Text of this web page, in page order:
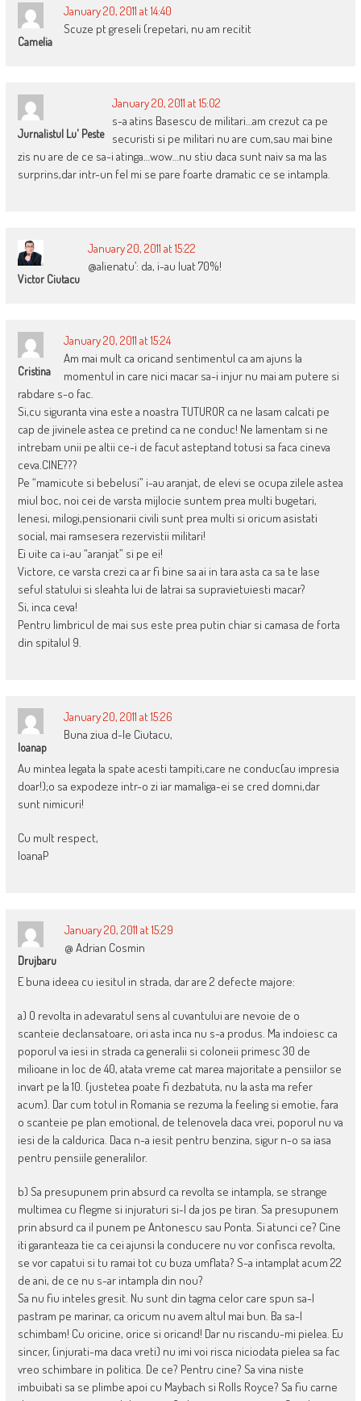
Camelia
January 20, 2011 at 14:40
Scuze pt greseli (repetari, nu am recitit
Jurnalistul Lu' Peste
January 20, 2011 at 15:02
s-a atins Basescu de militari…am crezut ca pe
securisti si pe militari nu are cum,sau mai bine
zis nu are de ce sa-i atinga…wow…nu stiu daca sunt naiv sa ma las
surprins,dar intr-un fel mi se pare foarte dramatic ce se intampla.
Victor Ciutacu
January 20, 2011 at 15:22
@alienatu’: da, i-au luat 70%!
Cristina
January 20, 2011 at 15:24
Am mai mult ca oricand sentimentul ca am ajuns la
momentul in care nici macar sa-i injur nu mai am putere si
rabdare s-o fac.
Si,cu siguranta vina este a noastra TUTUROR ca ne lasam calcati pe
cap de jivinele astea ce pretind ca ne conduc! Ne lamentam si ne
intrebam unii pe altii ce-i de facut asteptand totusi sa faca cineva
ceva.CINE???
Pe “mamicute si bebelusi” i-au aranjat, de elevi se ocupa zilele astea
miul boc, noi cei de varsta mijlocie suntem prea multi bugetari,
lenesi, milogi,pensionarii civili sunt prea multi si oricum asistati
social, mai ramsesera rezervistii militari!
Ei uite ca i-au “aranjat” si pe ei!
Victore, ce varsta crezi ca ar fi bine sa ai in tara asta ca sa te lase
seful statului si sleahta lui de latrai sa supravietuiesti macar?
Si, inca ceva!
Pentru limbricul de mai sus este prea putin chiar si camasa de forta
din spitalul 9.
Ioanap
January 20, 2011 at 15:26
Buna ziua d-le Ciutacu,
Au mintea legata la spate acesti tampiti,care ne conduc(au impresia
doar!);o sa expodeze intr-o zi iar mamaliga-ei se cred domni,dar
sunt nimicuri!
Cu mult respect,
IoanaP
Drujbaru
January 20, 2011 at 15:29
@ Adrian Cosmin
E buna ideea cu iesitul in strada, dar are 2 defecte majore:
a) O revolta in adevaratul sens al cuvantului are nevoie de o
scanteie declansatoare, ori asta inca nu s-a produs. Ma indoiesc ca
poporul va iesi in strada ca generalii si coloneii primesc 30 de
milioane in loc de 40, atata vreme cat marea majoritate a pensiilor se
invart pe la 10. (justetea poate fi dezbatuta, nu la asta ma refer
acum). Dar cum totul in Romania se rezuma la feeling si emotie, fara
o scanteie pe plan emotional, de telenovela daca vrei, poporul nu va
iesi de la caldurica. Daca n-a iesit pentru benzina, sigur n-o sa iasa
pentru pensiile generalilor.
b) Sa presupunem prin absurd ca revolta se intampla, se strange
multimea cu flegme si injuraturi si-l da jos pe tiran. Sa presupunem
prin absurd ca il punem pe Antonescu sau Ponta. Si atunci ce? Cine
iti garanteaza tie ca cei ajunsi la conducere nu vor confisca revolta,
se vor capatui si tu ramai tot cu buza umflata? S-a intamplat acum 22
de ani, de ce nu s-ar intampla din nou?
Sa nu fiu inteles gresit. Nu sunt din tagma celor care spun sa-l
pastram pe marinar, ca oricum nu avem altul mai bun. Ba sa-l
schimbam! Cu oricine, orice si oricand! Dar nu riscandu-mi pielea. Eu
sincer, (injurati-ma daca vreti) nu imi voi risca niciodata pielea sa fac
vreo schimbare in politica. De ce? Pentru cine? Sa vina niste
imbuibati sa se plimbe apoi cu Maybach si Rolls Royce? Sa fiu carne